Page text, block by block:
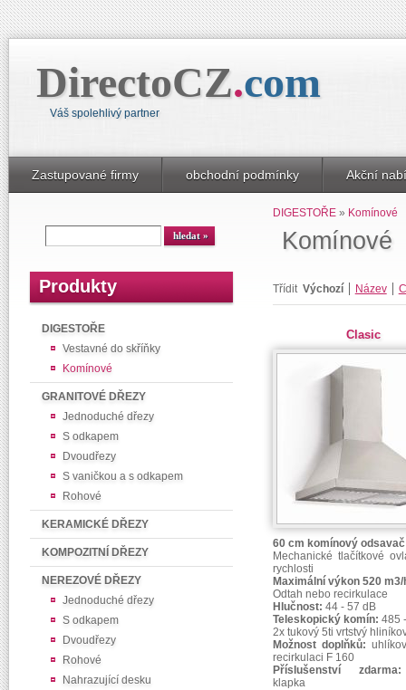
DirectoCZ.com
Váš spolehlivý partner
Zastupované firmy obchodní podmínky Akční
Produkty
DIGESTOŘE
Vestavné do skříňky
Komínové
GRANITOVÉ DŘEZY
Jednoduché dřezy
S odkapem
Dvoudřezy
S vaničkou a s odkapem
Rohové
KERAMICKÉ DŘEZY
KOMPOZITNÍ DŘEZY
NEREZOVÉ DŘEZY
Jednoduché dřezy
S odkapem
Dvoudřezy
Rohové
Nahrazující desku
Komínové
DIGESTOŘE» Komínové
Třídit Výchozí Název
Clasic
60 cm komínový
Mechanické tlačítkové
rychlosti
Maximální výkon 520 m3/
Odtah nebo recirkulace
Hlučnost: 44 - 57 dB
Teleskopický komín: 485
2x tukový 5ti vrtstvý
Možnost doplňků:
recirkulaci F 160
Příslušenství zdarma:
klapka